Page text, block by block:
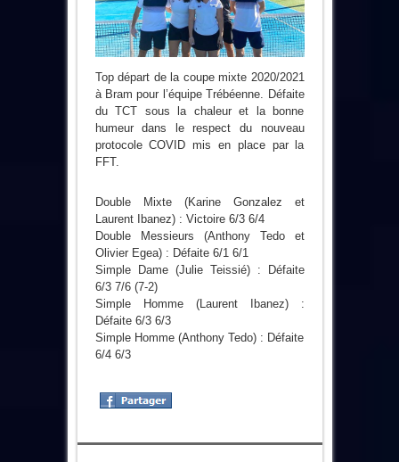
Coupe
Mixte
Top départ de la coupe mixte 2020/2021
à Bram pour l’équipe Trébéenne. Défaite
du TCT sous la chaleur et la bonne
humeur dans le respect du nouveau
protocole COVID mis en place par la
FFT.
Double Mixte (Karine Gonzalez et
Laurent Ibanez) : Victoire 6/3 6/4
Double Messieurs (Anthony Tedo et
Olivier Egea) : Défaite 6/1 6/1
Simple Dame (Julie Teissié) : Défaite
6/3 7/6 (7-2)
Simple Homme (Laurent Ibanez) :
Défaite 6/3 6/3
Simple Homme (Anthony Tedo) : Défaite
6/4 6/3